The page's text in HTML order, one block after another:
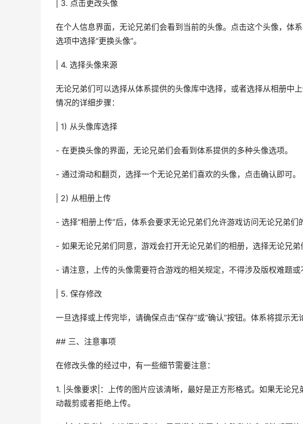
| 3. 点击更改头像
在个人信息界面，无论兄弟们会看到当前的头像。点击这个头像，体
选项中选择“更换头像”。
| 4. 选择头像来源
无论兄弟们可以选择从体系提供的头像库中选择，或者选择从相册中
情况的详细步骤：
| 1) 从头像库选择
- 在更换头像的界面，无论兄弟们会看到体系提供的多种头像选项。
- 通过滑动和翻页，选择一个无论兄弟们喜欢的头像，点击确认即可。
| 2) 从相册上传
- 选择“相册上传”后，体系会要求无论兄弟们允许游戏访问无论兄弟们
- 如果无论兄弟们同意，游戏会打开无论兄弟们的相册，选择无论兄弟
- 请注意，上传的头像需要符合游戏的相关规定，不得涉及版权难题或
| 5. 保存修改
一旦选择或上传完毕，请确保点击“保存”或“确认”按钮。体系将提示无
## 三、注意事项
在修改头像的经过中，有一些细节需要注意：
1. |头像要求|：上传的图片应该清晰，最好是正方形格式。如果无论
动裁剪或者拒绝上传。